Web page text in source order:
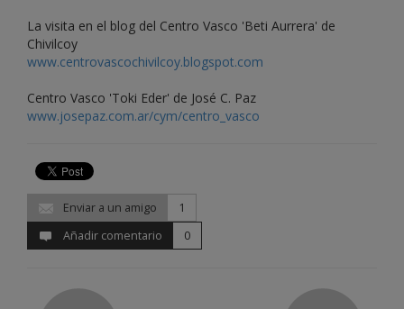
La visita en el blog del Centro Vasco 'Beti Aurrera' de
Chivilcoy
www.centrovascochivilcoy.blogspot.com
Centro Vasco 'Toki Eder' de José C. Paz
www.josepaz.com.ar/cym/centro_vasco
Enviar a un amigo
1
Añadir comentario
0